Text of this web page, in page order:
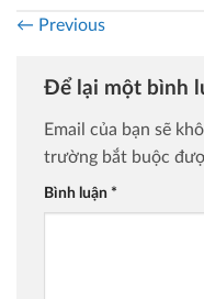
← Previous
Để lại một bình
Email của bạn sẽ
trường bắt buộc
Bình luận *